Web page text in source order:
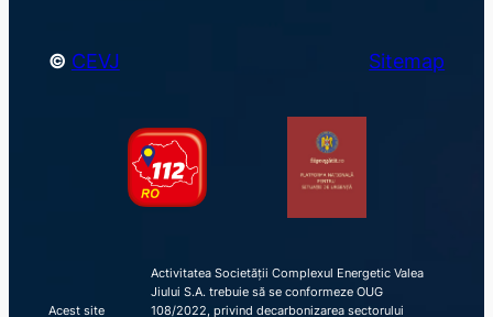
© CEVJ Sitemap
Acest site
Activitatea Societății Complexul Energetic Valea
Jiului S.A. trebuie să se conformeze OUG
108/2022, privind decarbonizarea sectorului